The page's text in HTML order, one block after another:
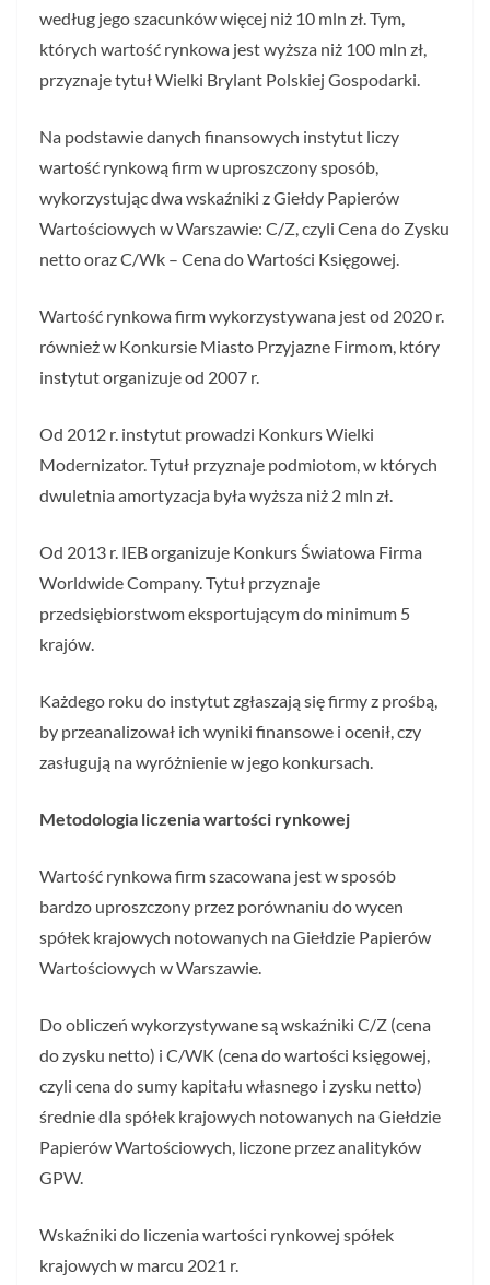
według jego szacunków więcej niż 10 mln zł. Tym,
których wartość rynkowa jest wyższa niż 100 mln zł,
przyznaje tytuł Wielki Brylant Polskiej Gospodarki.
Na podstawie danych finansowych instytut liczy
wartość rynkową firm w uproszczony sposób,
wykorzystując dwa wskaźniki z Giełdy Papierów
Wartościowych w Warszawie: C/Z, czyli Cena do Zysku
netto oraz C/Wk – Cena do Wartości Księgowej.
Wartość rynkowa firm wykorzystywana jest od 2020 r.
również w Konkursie Miasto Przyjazne Firmom, który
instytut organizuje od 2007 r.
Od 2012 r. instytut prowadzi Konkurs Wielki
Modernizator. Tytuł przyznaje podmiotom, w których
dwuletnia amortyzacja była wyższa niż 2 mln zł.
Od 2013 r. IEB organizuje Konkurs Światowa Firma
Worldwide Company. Tytuł przyznaje
przedsiębiorstwom eksportującym do minimum 5
krajów.
Każdego roku do instytut zgłaszają się firmy z prośbą,
by przeanalizował ich wyniki finansowe i ocenił, czy
zasługują na wyróżnienie w jego konkursach.
Metodologia liczenia wartości rynkowej
Wartość rynkowa firm szacowana jest w sposób
bardzo uproszczony przez porównaniu do wycen
spółek krajowych notowanych na Giełdzie Papierów
Wartościowych w Warszawie.
Do obliczeń wykorzystywane są wskaźniki C/Z (cena
do zysku netto) i C/WK (cena do wartości księgowej,
czyli cena do sumy kapitału własnego i zysku netto)
średnie dla spółek krajowych notowanych na Giełdzie
Papierów Wartościowych, liczone przez analityków
GPW.
Wskaźniki do liczenia wartości rynkowej spółek
krajowych w marcu 2021 r.